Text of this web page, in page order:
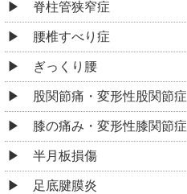
脊柱管狭窄症
腰椎すべり症
ぎっくり腰
股関節痛・変形性股関節症
膝の痛み・変形性膝関節症
半月板損傷
足底腱膜炎